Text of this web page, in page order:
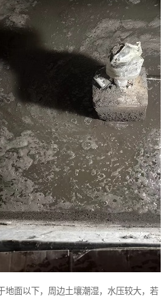
地面以下，周边土壤潮湿，水压较大，若